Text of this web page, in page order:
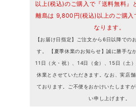
以上(税込)のご購入で『送料無料』
離島は 9,800円(税込)以上のご購入
なります。
【お届け日指定】ご注文から6日以降での
す。 【夏季休業のお知らせ】誠に勝手な
11日（火・祝）、14日（金）、15日（土
休業とさせていただきます。なお、実店舗
ております。ご不便をおかけいたします
い申し上げます。